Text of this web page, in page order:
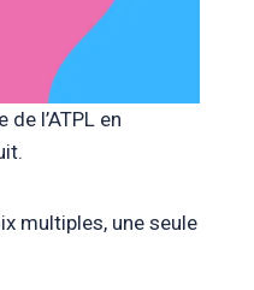
l’ATPL en
multiples, une seule